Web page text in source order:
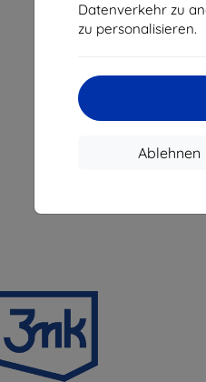
Datenverkehr zu
zu personalisieren.
Ablehnen